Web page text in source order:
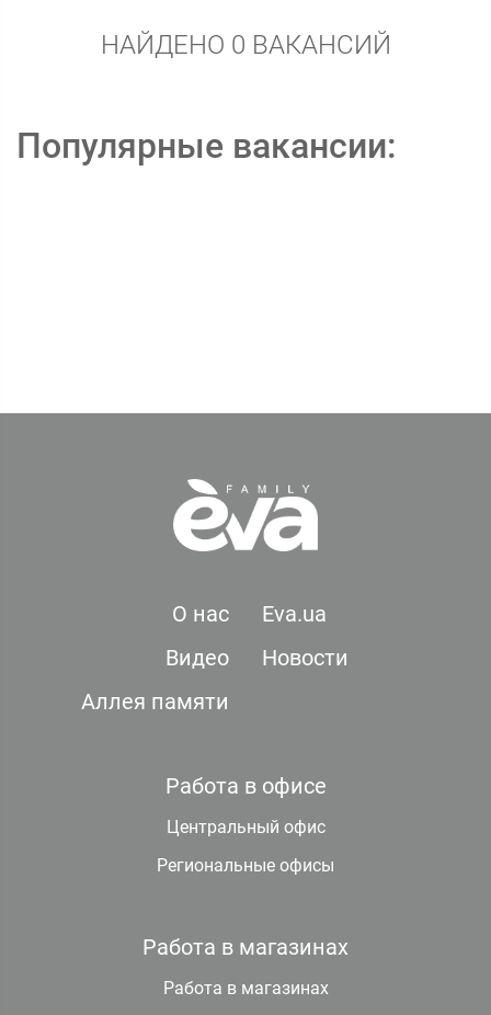
НАЙДЕНО 0 ВАКАНСИЙ
Популярные вакансии:
О нас
Eva.ua
Видео
Новости
Аллея памяти
Работа в офисе
Центральный офис
Региональные офисы
Работа в магазинах
Работа в магазинах